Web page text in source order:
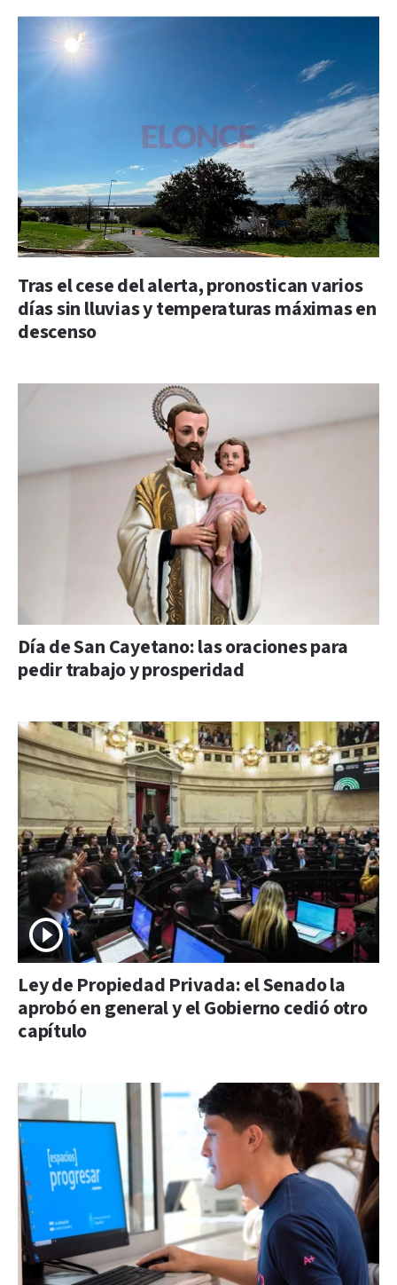
Tras el cese del alerta, pronostican varios
días sin lluvias y temperaturas máximas en
descenso
Día de San Cayetano: las oraciones para
pedir trabajo y prosperidad
Ley de Propiedad Privada: el Senado la
aprobó en general y el Gobierno cedió otro
capítulo